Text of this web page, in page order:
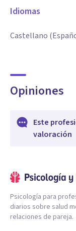
Idiomas
Castellano
Opiniones
Este
valoración
Psicología para
diarios sobre salud
relaciones de pareja.